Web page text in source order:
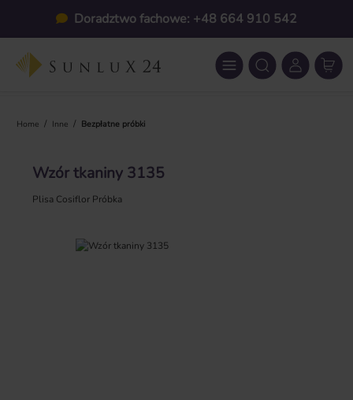
Przejdź do głównej zawartościDoradztwo fachowe: +48 664 910 542
Home / Inne / Bezpłatne próbki
Wzór tkaniny 3135
Plisa Cosiflor Próbka
Pomiń galerię zdjęć